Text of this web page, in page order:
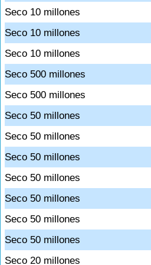
Seco 10 millones
Seco 10 millones
Seco 10 millones
Seco 500 millones
Seco 500 millones
Seco 50 millones
Seco 50 millones
Seco 50 millones
Seco 50 millones
Seco 50 millones
Seco 50 millones
Seco 50 millones
Seco 20 millones